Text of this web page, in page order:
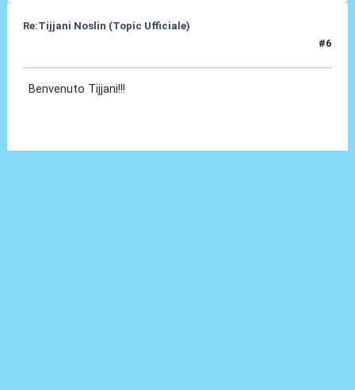
Re:Tijjani Noslin (Topic Ufficiale)
#6
Benvenuto Tijjani!!!